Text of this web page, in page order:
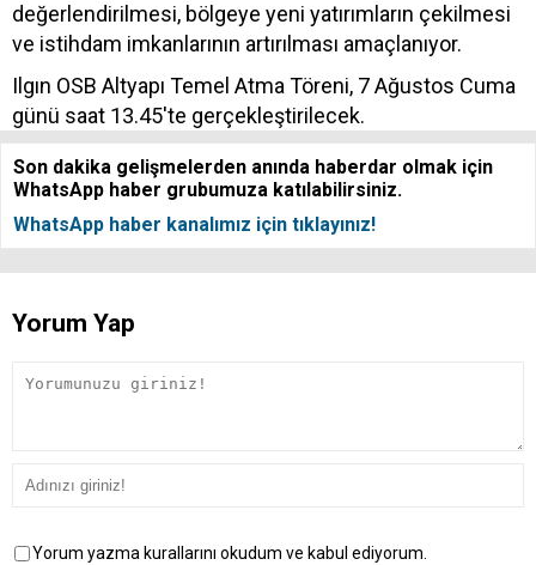
değerlendirilmesi, bölgeye yeni yatırımların çekilmesi
ve istihdam imkanlarının artırılması amaçlanıyor.
Ilgın OSB Altyapı Temel Atma Töreni, 7 Ağustos Cuma
günü saat 13.45'te gerçekleştirilecek.
Son dakika gelişmelerden anında haberdar olmak için
WhatsApp haber grubumuza katılabilirsiniz.
WhatsApp haber kanalımız için tıklayınız!
Yorum Yap
Yorum yazma kurallarını okudum ve kabul ediyorum.